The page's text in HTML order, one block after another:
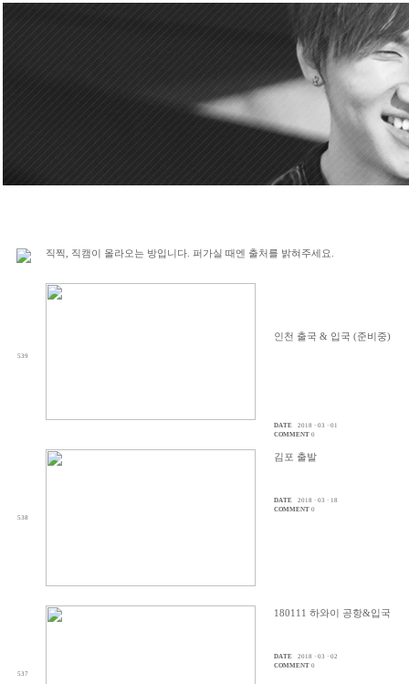
직찍, 직캠이 올라오는 방입니다. 퍼가실 때엔 출처를 밝혀주세요.
539
인천 출국 & 입국 (준비중)
DATE
2018 · 03 · 01
COMMENT 0
538
김포 출발
DATE
2018 · 03 · 18
COMMENT 0
537
180111 하와이 공항&입국
DATE
2018 · 03 · 02
COMMENT 0